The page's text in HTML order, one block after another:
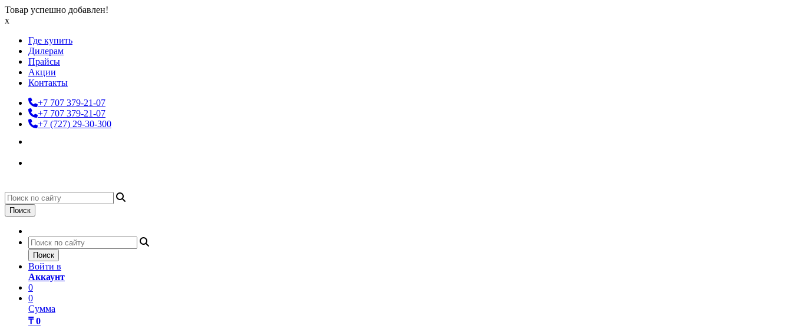
Товар успешно добавлен!
x
Где купить
Дилерам
Прайсы
Акции
Контакты
+7 707 379-21-07
+7 707 379-21-07
+7 (727) 29-30-300
Поиск
Поиск
Войти в
Аккаунт
0
0
Сумма
₸ 0